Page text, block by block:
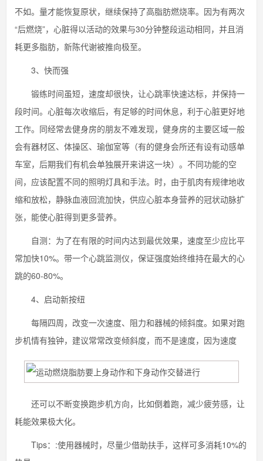
不如。量才能恢复原状，继续保持了高脂肪燃烧率。因为有两次
“后燃烧”，心脏得以活动的效果与30分钟整段运动相同，并且消
耗更多脂肪，新陈代谢被推向极至。
3、快而强
锻练时间虽短，速度却很快，让心跳率快速达标，并保持一
段时间。心脏每次收缩后，有足够的时间休息，利于心脏更好地
工作。同经常去健身房的朋友不难发现，健身房的主要区域一般
会有器材区、体操区、瑜伽室等（有的健身会所还有设有动感单
车室，后期我们有机会单独展开来讲这一块）。不同功能的空
间，应该配置不同的照明灯具和手法。时，由于肌肉有规律地收
缩和放松，静脉血液回流加快，供应心脏本身营养的冠状动脉扩
张，能使心脏得到更多营养。
自测：为了在有限的时间内达到最优效果，速度至少应比平
常加快10%。带一个心跳监测仪，保证强度始终维持在最大的心
跳的60-80%。
4、启动新按纽
每隔四周，改变一次速度、阻力和器械的倾斜度。如果对跑
步机情有独钟，建议常常改变倾斜度，而不是速度，因为速度
还可以不断变换跑步机方向，比如倒着跑，减少疲劳感，让
耗能效果极大化。
Tips：:使用器械时，尽量少借助扶手，这样可多消耗10%的